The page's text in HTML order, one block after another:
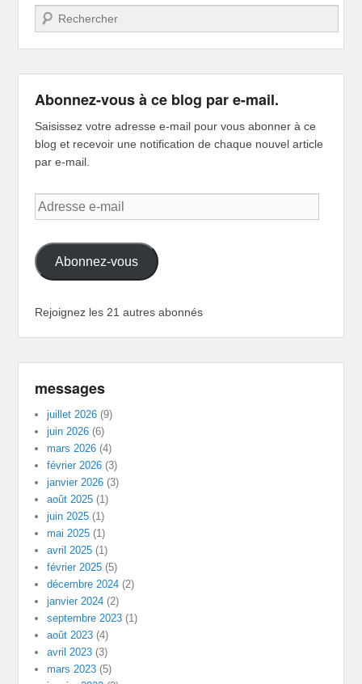
Recherche
Abonnez-vous à ce blog par e-mail.
Saisissez votre adresse e-mail pour vous abonner à ce
blog et recevoir une notification de chaque nouvel article
par e-mail.
Adresse
e-
Abonnez-vous
Rejoignez les 21 autres abonnés
messages
juillet 2026 (9)
juin 2026 (6)
mars 2026 (4)
février 2026 (3)
janvier 2026 (3)
août 2025 (1)
juin 2025 (1)
mai 2025 (1)
avril 2025 (1)
février 2025 (5)
décembre 2024 (2)
janvier 2024 (2)
septembre 2023 (1)
août 2023 (4)
avril 2023 (3)
mars 2023 (5)